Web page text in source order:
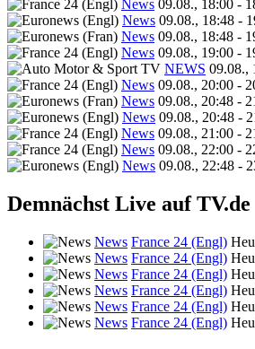
News 09.08., 18:00 -
News 09.08., 18:48 -
News 09.08., 18:48 -
News 09.08., 19:00 -
NEWS 09.08.,
News 09.08., 20:00 -
News 09.08., 20:48 -
News 09.08., 20:48 -
News 09.08., 21:00 -
News 09.08., 22:00 -
News 09.08., 22:48 -
Demnächst Live auf TV.de
News France 24 (Engl)
News France 24 (Engl)
News France 24 (Engl)
News France 24 (Engl)
News France 24 (Engl)
News France 24 (Engl)